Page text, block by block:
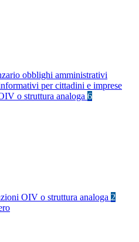
obblighi amministrativi
per cittadini e imprese
o struttura analoga 6
OIV o struttura analoga 2